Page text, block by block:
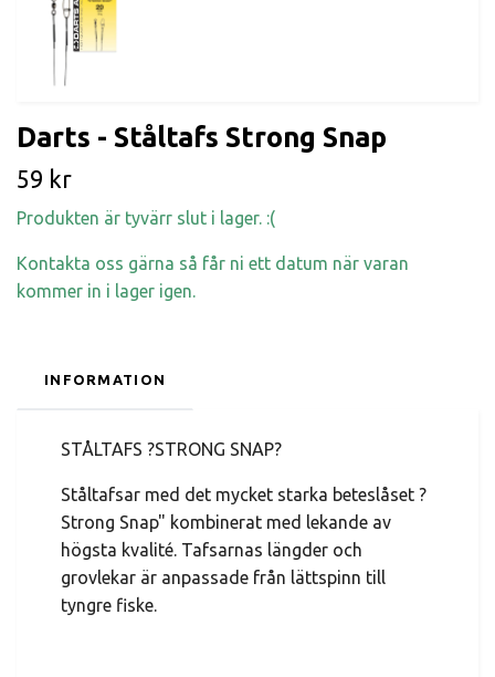
Darts - Ståltafs Strong Snap
59 kr
Produkten är tyvärr slut i lager. :(
Kontakta oss gärna så får ni ett datum när varan
kommer in i lager igen.
INFORMATION
STÅLTAFS ?STRONG SNAP?
Ståltafsar med det mycket starka beteslåset ?
Strong Snap" kombinerat med lekande av
högsta kvalité. Tafsarnas längder och
grovlekar är anpassade från lättspinn till
tyngre fiske.